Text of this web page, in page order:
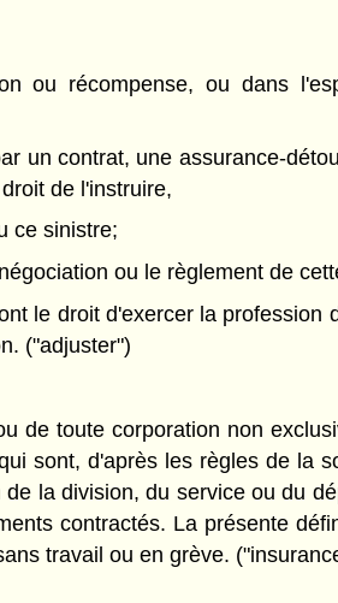
ou récompense, ou dans
un contrat, une assurance-
de l'instruire,
ce sinistre;
ou le règlement de
le droit d'exercer la profession
("adjuster")
de toute corporation non
sont, d'après les règles de la
la division, du service ou du
contractés. La présente
travail ou en grève.